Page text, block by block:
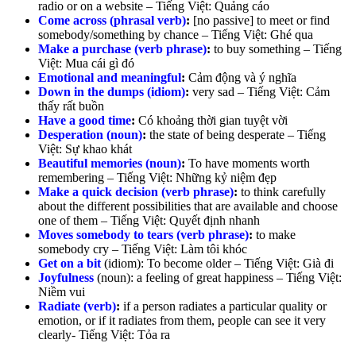
radio or on a website – Tiếng Việt: Quảng cáo
Come across (phrasal verb): [no passive] to meet or find
somebody/something by chance – Tiếng Việt: Ghé qua
Make a purchase (verb phrase): to buy something – Tiếng
Việt: Mua cái gì đó
Emotional and meaningful: Cảm động và ý nghĩa
Down in the dumps (idiom): very sad – Tiếng Việt: Cảm
thấy rất buồn
Have a good time: Có khoảng thời gian tuyệt vời
Desperation (noun): the state of being desperate – Tiếng
Việt: Sự khao khát
Beautiful memories (noun): To have moments worth
remembering – Tiếng Việt: Những kỷ niệm đẹp
Make a quick decision (verb phrase): to think carefully
about the different possibilities that are available and choose
one of them – Tiếng Việt: Quyết định nhanh
Moves somebody to tears (verb phrase): to make
somebody cry – Tiếng Việt: Làm tôi khóc
Get on a bit (idiom): To become older – Tiếng Việt: Già đi
Joyfulness (noun): a feeling of great happiness – Tiếng Việt:
Niềm vui
Radiate (verb): if a person radiates a particular quality or
emotion, or if it radiates from them, people can see it very
clearly- Tiếng Việt: Tỏa ra